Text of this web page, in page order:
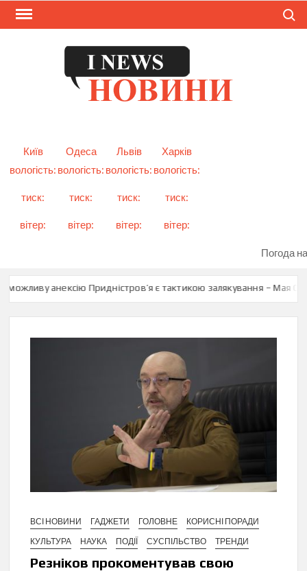
Skip
Київ
Одеса Львів
Харків
вологість:
тиск:
вітер:
вологість:
тиск:
вітер:
вологість:
тиск:
вітер:
вологість:
тиск:
вітер:
Погода
анексію Придністров’я є тактикою залякування – Мая
ВСІ НОВИНИ ГАДЖЕТИ ГОЛОВНЕ
КОРИСНІ ПОРАДИ
КУЛЬТУРА
НАУКА ПОДІЇ СУСПІЛЬСТВО ТРЕНДИ
Резніков прокоментував свою